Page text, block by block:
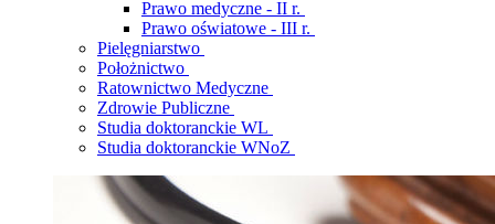
Prawo medyczne - II r.
Prawo oświatowe - III r.
Pielęgniarstwo
Położnictwo
Ratownictwo Medyczne
Zdrowie Publiczne
Studia doktoranckie WL
Studia doktoranckie WNoZ